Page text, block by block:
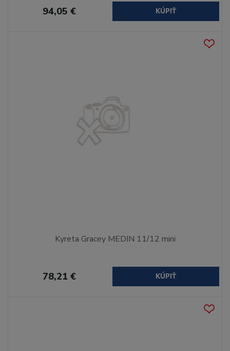
94,05 € KÚPIŤ
Kyreta Gracey MEDIN 11/12 mini
78,21 € KÚPIŤ